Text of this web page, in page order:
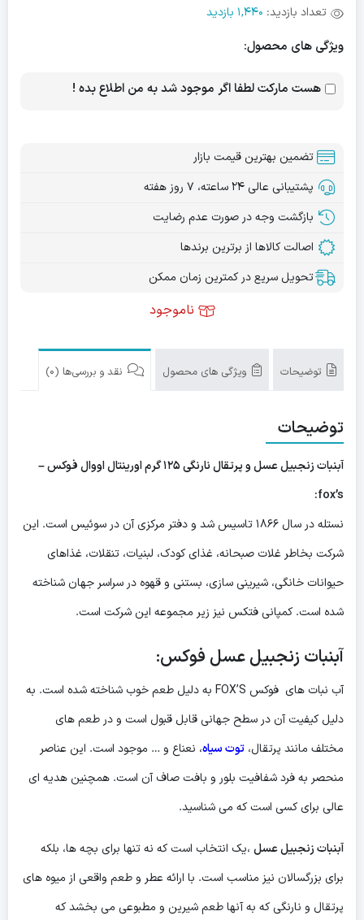
تعداد بازدید: 1,440 بازدید
ویژگی های محصول:
هست مارکت لطفا اگر موجود شد به من اطلاع بده !
تضمین بهترین قیمت بازار
پشتیبانی عالی ۲۴ ساعته، ۷ روز هفته
بازگشت وجه در صورت عدم رضایت
اصالت کالاها از برترین برندها
تحویل سریع در کمترین زمان ممکن
ناموجود
توضیحات ویژگی های محصول نقد و بررسی‌ها (0)
توضیحات
آبنبات زنجبیل عسل و پرتقال نارنگی ۱۲۵ گرم اورینتال اووال فوکس –
fox’s:
نستله در سال ۱۸۶۶ تاسیس شد و دفتر مرکزی آن در سوئیس است. این
شرکت بخاطر غلات صبحانه، غذای کودک، لبنیات، تنقلات، غذاهای
حیوانات خانگی، شیرینی سازی، بستنی و قهوه در سراسر جهان شناخته
شده است. کمپانی فتکس نیز زیر مجموعه این شرکت است.
آبنبات زنجبیل عسل فوکس:
آب نبات های فوکس FOX’S به دلیل طعم خوب شناخته شده است. به
دلیل کیفیت آن در سطح جهانی قابل قبول است و در طعم های
مختلف مانند پرتقال، توت سیاه، نعناع و … موجود است. این عناصر
منحصر به فرد شفافیت بلور و بافت صاف آن است. همچنین هدیه ای
عالی برای کسی است که می شناسید.
آبنبات زنجبیل عسل ،یک انتخاب است که نه تنها برای بچه ها، بلکه
برای بزرگسالان نیز مناسب است. با ارائه عطر و طعم واقعی از میوه های
پرتقال و نارنگی که به آنها طعم شیرین و مطبوعی می بخشد که